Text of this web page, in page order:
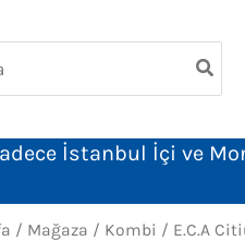
İstanbul İçi ve
/ Mağaza / Kombi / E.C.A